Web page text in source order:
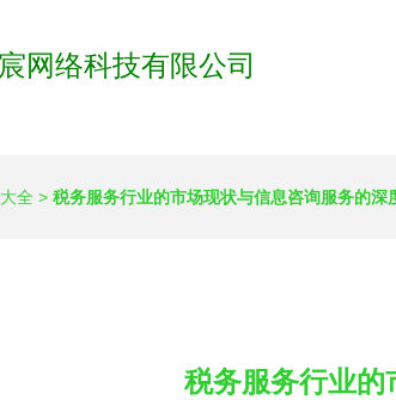
网络科技有限公司
全 > 税务服务行业的市场现状与信息咨询服务的深
税务服务行业的